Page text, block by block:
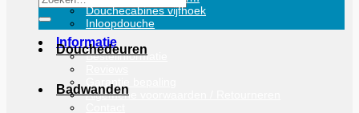
naar:
Informatie
Bestelinformatie
Garantie bepaling
Algemene voorwaarden / Retourneren
Douchecabines vijfhoek
Inloopdouche
Douchedeuren
Badwanden